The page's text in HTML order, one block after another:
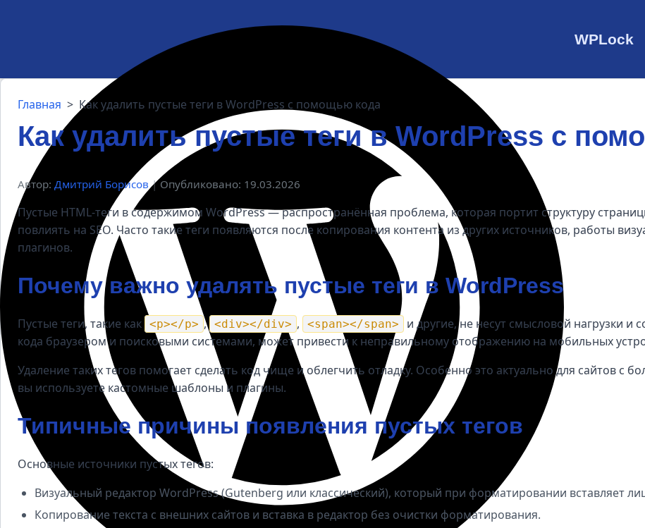
WPLock
Главная > Как удалить пустые теги в WordPress с помощью кода
Как удалить пустые теги в WordPress с
Автор: Дмитрий Борисов | Опубликовано: 19.03.2026
Пустые HTML-теги в содержимом WordPress — распространённая проблема, которая портит структуру
повлиять на SEO. Часто такие теги появляются после копирования контента из других источников, работы
плагинов.
Почему важно удалять пустые теги в WordPress
Пустые теги, такие как <p></p> , <div></div> , <span></span>
и другие, не несут смысловой нагрузки и
кода браузером и поисковыми системами, может привести к неправильному отображению на мобильных
Удаление таких тегов помогает сделать код чище и облегчить отладку. Особенно это актуально для сайтов
вы используете кастомные шаблоны и плагины.
Типичные причины появления пустых тегов
Основные источники пустых тегов:
Визуальный редактор WordPress (Gutenberg или классический), который при форматировании вставляет
Копирование текста с внешних сайтов и вставка в редактор без очистки форматирования.